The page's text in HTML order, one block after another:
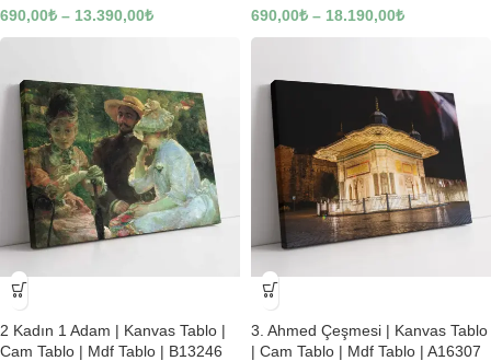
690,00₺ – 13.390,00₺ 690,00₺ – 18.190,00₺
-23%
2 Kadın 1 Adam | Kanvas Tablo |
Cam Tablo | Mdf Tablo | B13246
-23%
3. Ahmed Çeşmesi | Kanvas Tablo
| Cam Tablo | Mdf Tablo | A16307